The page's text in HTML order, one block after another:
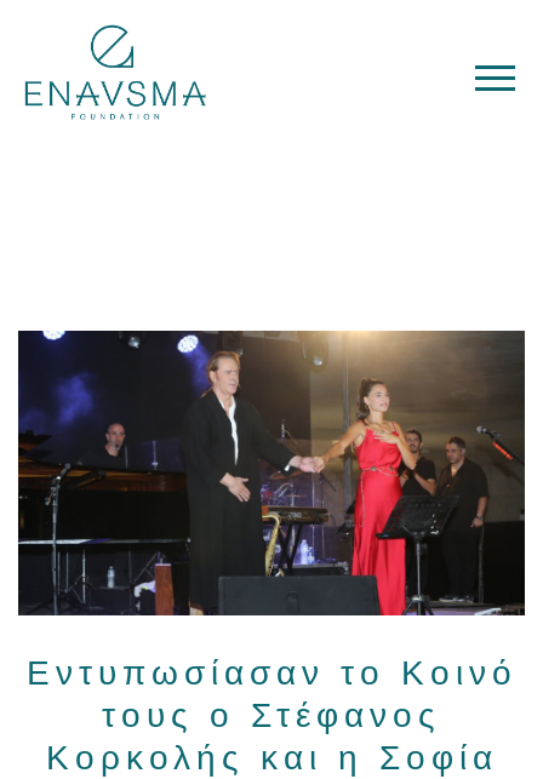
Εντυπωσίασαν το Κοινό
τους ο Στέφανος
Κορκολής και η Σοφία